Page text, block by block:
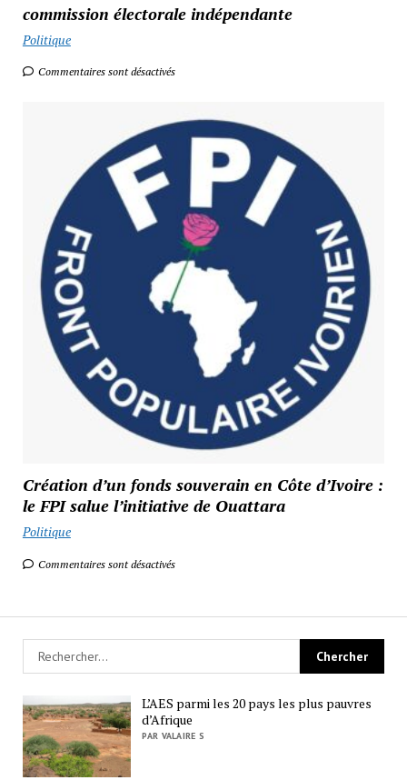
commission électorale indépendante
Politique
Commentaires sont désactivés
Création d’un fonds souverain en Côte d’Ivoire :
le FPI salue l’initiative de Ouattara
Politique
Commentaires sont désactivés
L’AES parmi les 20 pays les plus pauvres
d’Afrique
PAR VALAIRE S